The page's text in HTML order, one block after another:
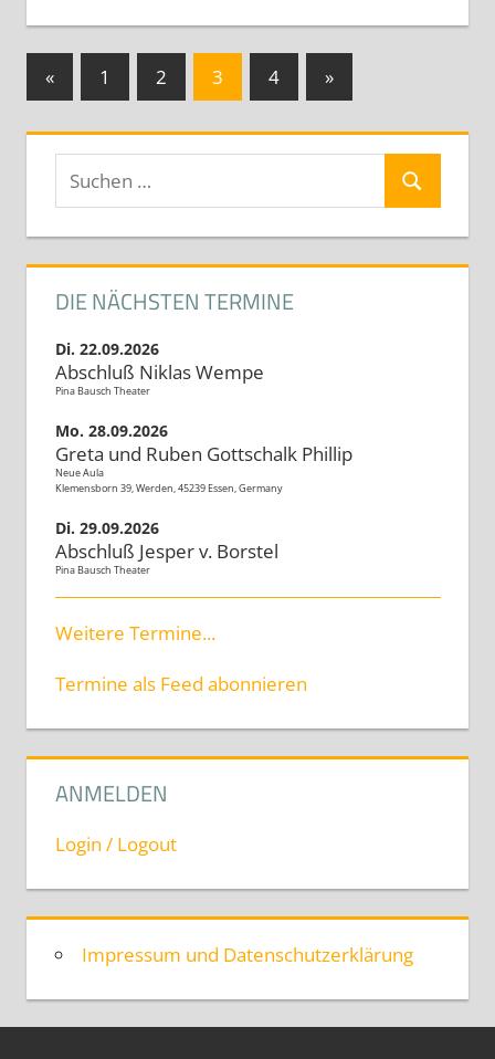
Seitennummerierung
Beiträge
«Vorherige
Beiträge
1 2 3 4
Nächste
Beiträge
»
Suchen
nach:
Suchen
DIE NÄCHSTEN TERMINE
Di. 22.09.2026
Abschluß Niklas Wempe
Pina Bausch Theater
Mo. 28.09.2026
Greta und Ruben Gottschalk Phillip
Neue Aula
Klemensborn 39, Werden, 45239 Essen, Germany
Di. 29.09.2026
Abschluß Jesper v. Borstel
Pina Bausch Theater
Weitere Termine...
Termine als Feed abonnieren
ANMELDEN
Login / Logout
Impressum und Datenschutzerklärung